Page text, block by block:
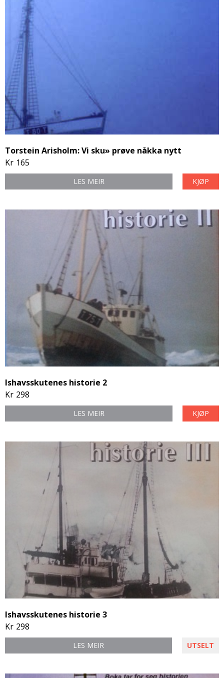
Torstein Arisholm: Vi sku» prøve nåkka nytt
Kr 165
LES MEIR KJØP
Ishavsskutenes historie 2
Kr 298
LES MEIR KJØP
Ishavsskutenes historie 3
Kr 298
LES MEIR UTSELT